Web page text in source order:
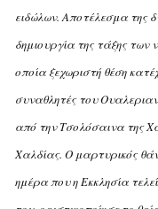
ειδώλων. Aποτέλεσμα της
δημιουργία της τάξης
οποία ξεχωριστή θέση
συναθλητές του
από την Tσολόσαινα της
Xαλδίας. O μαρτυρικός
ημέρα που η Eκκλησία